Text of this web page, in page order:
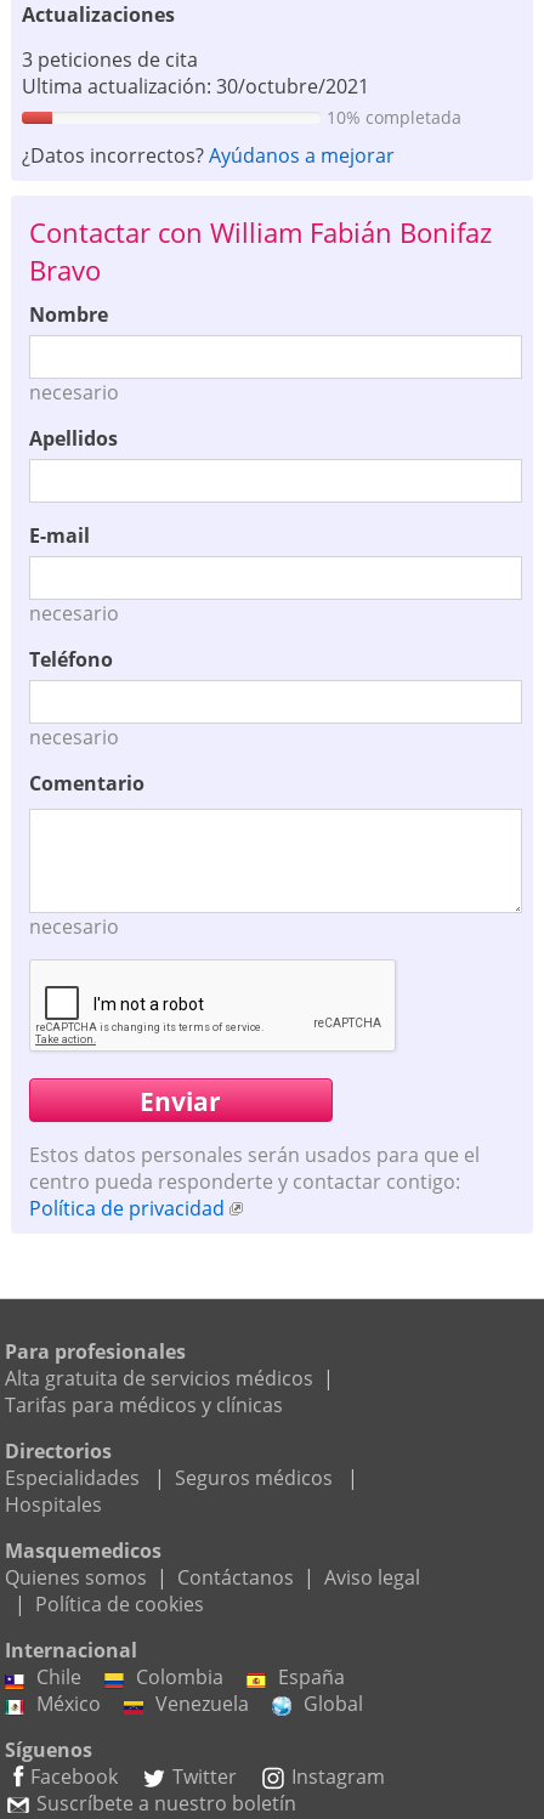
Actualizaciones
3 peticiones de cita
Ultima actualización: 30/octubre/2021
10% completada
¿Datos incorrectos?Ayúdanos a mejorar
Contactar con William Fabián Bonifaz
Bravo
Nombre
necesario
Apellidos
E-mail
necesario
Teléfono
necesario
Comentario
necesario
Estos datos personales serán usados para que el
centro pueda responderte y contactar contigo:
Política de privacidad
Para profesionales
Alta gratuita de servicios médicos |
Tarifas para médicos y clínicas
Directorios
Especialidades
| Seguros médicos
|
Hospitales
Masquemedicos
Quienes somos | Contáctanos | Aviso legal
| Política de cookies
Internacional
Chile
Colombia
España
México
Venezuela
Global
Síguenos
Facebook
Twitter
Instagram
Suscríbete a nuestro boletín